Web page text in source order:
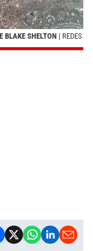
BLAKE SHELTON | REDES